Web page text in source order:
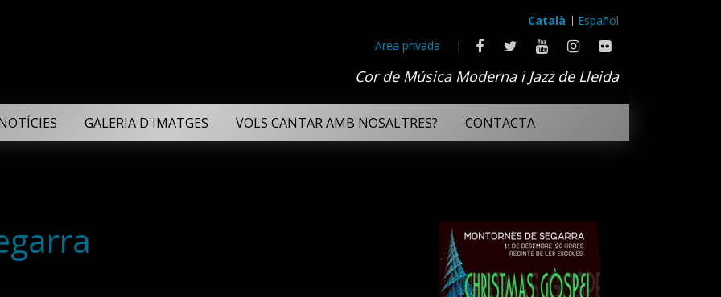
Català
Español
Area privada
|
Cor de Música Moderna i Jazz de Lleida
GALERIA D'IMATGES VOLS CANTAR AMB NOSALTRES? CONTACTA